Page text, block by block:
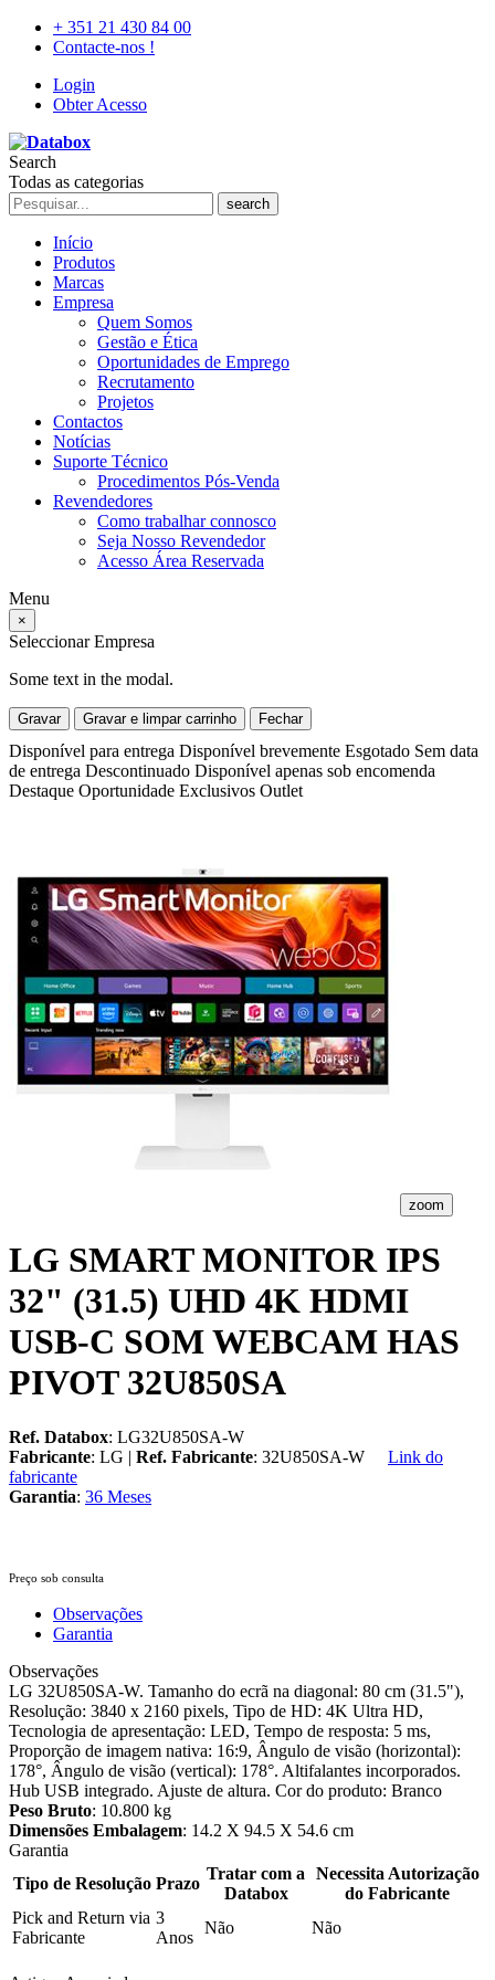
+ 351 21 430 84 00
Contacte-nos !
Login
Obter Acesso
Search
Todas as categorias
search
Início
Produtos
Marcas
Empresa
Quem Somos
Gestão e Ética
Oportunidades de Emprego
Recrutamento
Projetos
Contactos
Notícias
Suporte Técnico
Procedimentos Pós-Venda
Revendedores
Como trabalhar connosco
Seja Nosso Revendedor
Acesso Área Reservada
Menu
×
Seleccionar Empresa
Some text in the modal.
Gravar Gravar e limpar carrinho Fechar
Disponível para entrega Disponível brevemente Esgotado Sem data
de entrega Descontinuado Disponível apenas sob encomenda
Destaque Oportunidade Exclusivos Outlet
zoom
LG SMART MONITOR IPS
32" (31.5) UHD 4K HDMI
USB-C SOM WEBCAM HAS
PIVOT 32U850SA
Ref. Databox: LG32U850SA-W
Fabricante: LG | Ref. Fabricante: 32U850SA-W
Link do
fabricante
Garantia: 36 Meses
Preço sob consulta
Observações
Garantia
Observações
LG 32U850SA-W. Tamanho do ecrã na diagonal: 80 cm (31.5"),
Resolução: 3840 x 2160 pixels, Tipo de HD: 4K Ultra HD,
Tecnologia de apresentação: LED, Tempo de resposta: 5 ms,
Proporção de imagem nativa: 16:9, Ângulo de visão (horizontal):
178°, Ângulo de visão (vertical): 178°. Altifalantes incorporados.
Hub USB integrado. Ajuste de altura. Cor do produto: Branco
Peso Bruto: 10.800 kg
Dimensões Embalagem: 14.2 X 94.5 X 54.6 cm
Garantia
Tipo de Resolução Prazo
Tratar com a
Databox
Necessita Autorização
do Fabricante
Pick and Return via
Fabricante
3
Anos
Não Não